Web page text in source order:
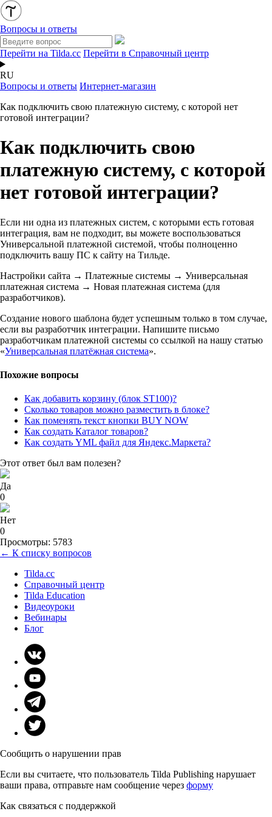
Вопросы и ответы
Перейти на Tilda.cc Перейти в Справочный центр
RU
Вопросы и ответы Интернет-магазин
Как подключить свою платежную систему, с которой нет
готовой интеграции?
Как подключить свою
платежную систему, с которой
нет готовой интеграции?
Если ни одна из платежных систем, с которыми есть готовая
интеграция, вам не подходит, вы можете воспользоваться
Универсальной платежной системой, чтобы полноценно
подключить вашу ПС к сайту на Тильде.
Настройки сайта → Платежные системы → Универсальная
платежная система → Новая платежная система (для
разработчиков).
Создание нового шаблона будет успешным только в том случае,
если вы разработчик интеграции. Напишите письмо
разработчикам платежной системы со ссылкой на нашу статью
«Универсальная платёжная система».
Похожие вопросы
Как добавить корзину (блок ST100)?
Сколько товаров можно разместить в блоке?
Как поменять текст кнопки BUY NOW
Как создать Каталог товаров?
Как создать YML файл для Яндекс.Маркета?
Этот ответ был вам полезен?
Да
0
Нет
0
Просмотры: 5783
← К списку вопросов
Tilda.cc
Справочный центр
Tilda Education
Видеоуроки
Вебинары
Блог
Сообщить о нарушении прав
Если вы считаете, что пользователь Tilda Publishing нарушает
ваши права, отправьте нам сообщение через форму
Как связаться с поддержкой